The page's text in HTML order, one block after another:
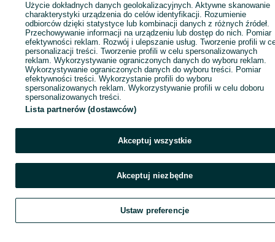
Użycie dokładnych danych geolokalizacyjnych. Aktywne skanowanie
charakterystyki urządzenia do celów identyfikacji. Rozumienie
odbiorców dzięki statystyce lub kombinacji danych z różnych źródeł.
Przechowywanie informacji na urządzeniu lub dostęp do nich. Pomiar
efektywności reklam. Rozwój i ulepszanie usług. Tworzenie profili w
personalizacji treści. Tworzenie profili w celu spersonalizowanych
reklam. Wykorzystywanie ograniczonych danych do wyboru reklam.
Wykorzystywanie ograniczonych danych do wyboru treści. Pomiar
efektywności treści. Wykorzystanie profili do wyboru
spersonalizowanych reklam. Wykorzystywanie profili w celu doboru
spersonalizowanych treści.
Lista partnerów (dostawców)
Akceptuj wszystkie
Akceptuj niezbędne
Ustaw preferencje